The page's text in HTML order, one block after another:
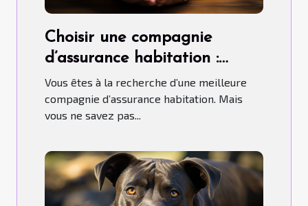
Choisir une compagnie
d’assurance habitation :
comment s’y prendre ?
Vous êtes à la recherche d’une meilleure
compagnie d’assurance habitation. Mais
vous ne savez pas...